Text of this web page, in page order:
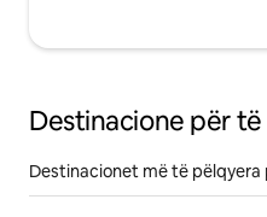
Destinacione për
Destinacionet më të